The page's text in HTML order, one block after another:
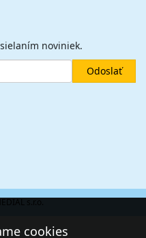
noviniek.
s.r.o.
cookies